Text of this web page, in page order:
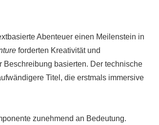
Abenteuer einen Meilenstein in
forderten Kreativität und
basierten. Der technische
Titel, die erstmals immersive
zunehmend an Bedeutung.